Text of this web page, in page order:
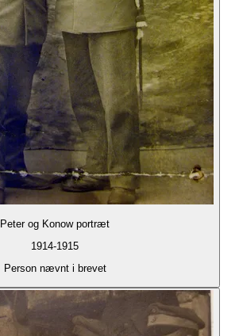
Peter og Konow portræt
1914-1915
Person nævnt i brevet